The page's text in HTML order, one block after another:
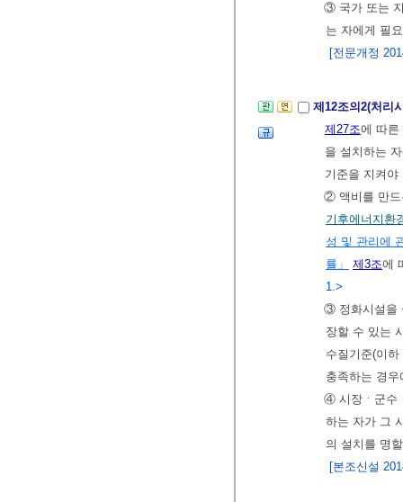
③ 국가 또는
는 자에게 필
[전문개정
제12조의2(처리
제27조에 따
을 설치하는
기준을 지켜
② 액비를 만드
기후에너지환
성 및 관리에
률」
제3조에
1.>
③ 정화시설을
장할 수 있는
수질기준(이
충족하는 경
④ 시장ㆍ군수
하는 자가 그
의 설치를 명
[본조신설